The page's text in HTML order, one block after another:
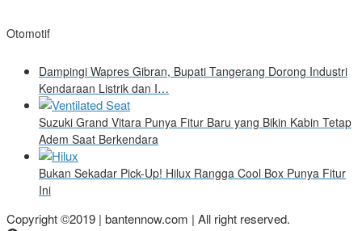
Otomotif
Dampingi Wapres Gibran, Bupati Tangerang Dorong Industri
Kendaraan Listrik dan I…
Suzuki Grand Vitara Punya Fitur Baru yang Bikin Kabin Tetap
Adem Saat Berkendara
Bukan Sekadar Pick-Up! Hilux Rangga Cool Box Punya Fitur
Ini
Copyright ©2019 | bantennow.com | All right reserved.